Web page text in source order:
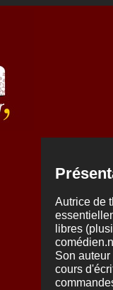
Autrice de
libres
Son
cours